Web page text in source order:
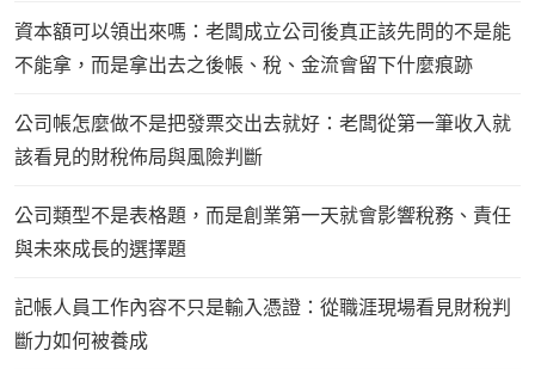
資本額可以領出來嗎：老闆成立公司後真正該先問的不是能
不能拿，而是拿出去之後帳、稅、金流會留下什麼痕跡
公司帳怎麼做不是把發票交出去就好：老闆從第一筆收入就
該看見的財稅佈局與風險判斷
公司類型不是表格題，而是創業第一天就會影響稅務、責任
與未來成長的選擇題
記帳人員工作內容不只是輸入憑證：從職涯現場看見財稅判
斷力如何被養成